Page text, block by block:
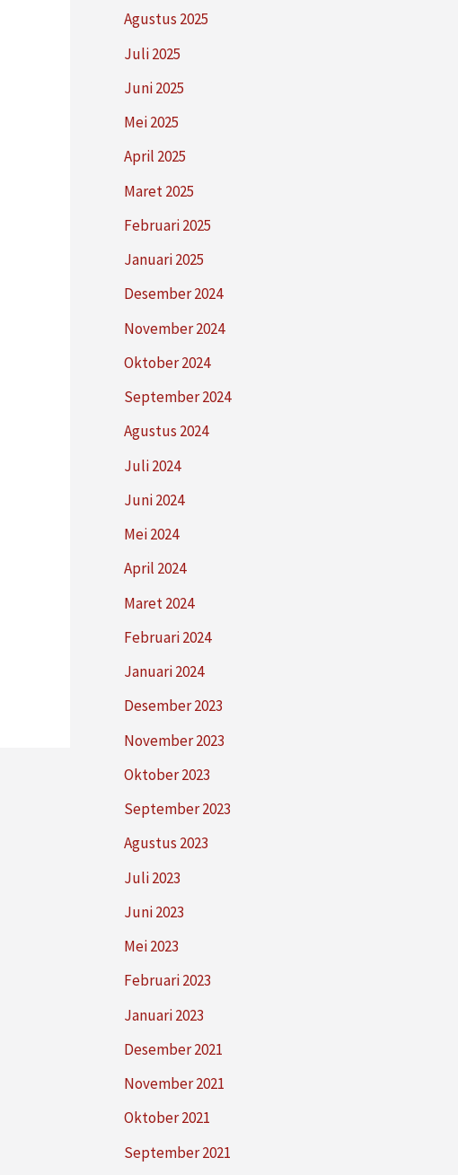
Agustus 2025
Juli 2025
Juni 2025
Mei 2025
April 2025
Maret 2025
Februari 2025
Januari 2025
Desember 2024
November 2024
Oktober 2024
September 2024
Agustus 2024
Juli 2024
Juni 2024
Mei 2024
April 2024
Maret 2024
Februari 2024
Januari 2024
Desember 2023
November 2023
Oktober 2023
September 2023
Agustus 2023
Juli 2023
Juni 2023
Mei 2023
Februari 2023
Januari 2023
Desember 2021
November 2021
Oktober 2021
September 2021